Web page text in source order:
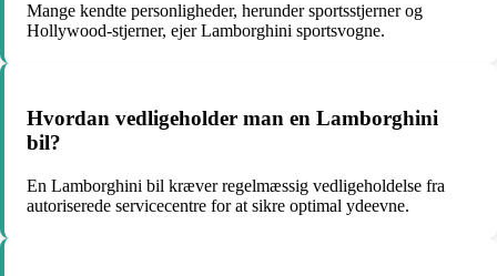
Mange kendte personligheder, herunder sportsstjerner og
Hollywood-stjerner, ejer Lamborghini sportsvogne.
Hvordan vedligeholder man en Lamborghini
bil?
En Lamborghini bil kræver regelmæssig vedligeholdelse fra
autoriserede servicecentre for at sikre optimal ydeevne.